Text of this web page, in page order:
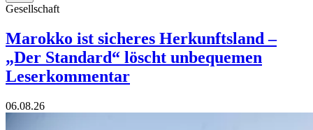
Gesellschaft
Marokko ist sicheres Herkunftsland –
„Der Standard“ löscht unbequemen
Leserkommentar
06.08.26